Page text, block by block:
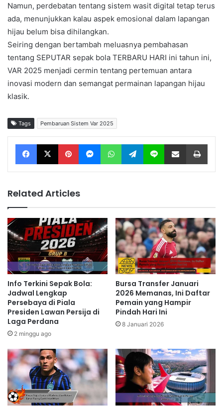
Namun, perdebatan tentang sistem wasit digital tetap terus
ada, menunjukkan kalau aspek emosional dalam lapangan
hijau belum bisa dihilangkan.
Seiring dengan bertambah meluasnya pembahasan
tentang SEPUTAR sepak bola TERBARU HARI ini tahun ini,
VAR 2025 menjadi cermin tentang pertemuan antara
inovasi modern dan semangat permainan lapangan hijau
klasik.
Tags Pembaruan Sistem Var 2025
Facebook X Pinterest Messenger WhatsApp Telegram Line Share via Email
Related Articles
Info Terkini Sepak Bola:
Jadwal Lengkap
Persebaya di Piala
Presiden Lawan Persija di
Laga Perdana
2 minggu ago
Bursa Transfer Januari
2026 Memanas, Ini Daftar
Pemain yang Hampir
Pindah Hari Ini
8 Januari 2026